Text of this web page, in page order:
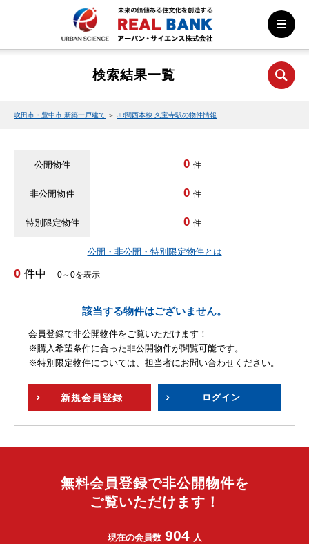
検索結果一覧
吹田市・豊中市 新築一戸建て ＞ JR関西本線 久宝寺駅の物件情報
公開物件 0 件
非公開物件 0 件
特別限定物件 0 件
公開・非公開・特別限定物件とは
0 件中 0～0を表示
該当する物件はございません。
会員登録で非公開物件をご覧いただけます！
※購入希望条件に合った非公開物件が閲覧可能です。
※特別限定物件については、担当者にお問い合わせください。
新規会員登録 ログイン
無料会員登録で非公開物件を
ご覧いただけます！
現在の会員数 904 人